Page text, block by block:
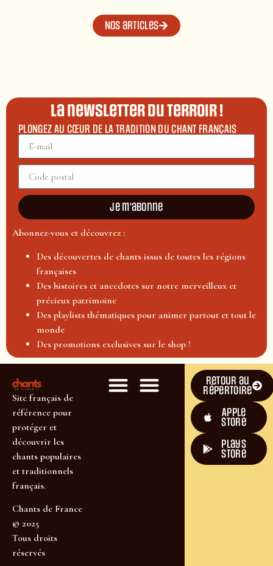
Nos articles
La newsletter du terroir !
PLONGEZ AU CŒUR DE LA TRADITION DU CHANT FRANÇAIS
Je m'abonne
Abonnez-vous et découvrez :
Des découvertes de chants issus de toutes les régions
françaises
Des histoires et anecdotes sur notre merveilleux et
précieux patrimoine
Des playlists thématiques pour animer partout et tout le
monde
Des promotions exclusives sur le shop !
Site français de
référence pour
protéger et
découvrir les
chants populaires
et traditionnels
français.
Chants de France
© 2025
Tous droits
réservés
Retour au
répertoire
Apple
Store
plays
store